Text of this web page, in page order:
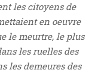
les citoyens de
en oeuvre
le meurtre, le plus
les ruelles des
les demeures des